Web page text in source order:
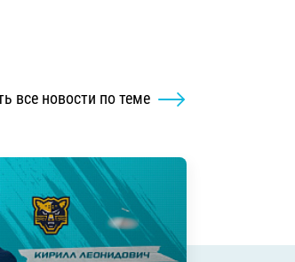
все новости по теме